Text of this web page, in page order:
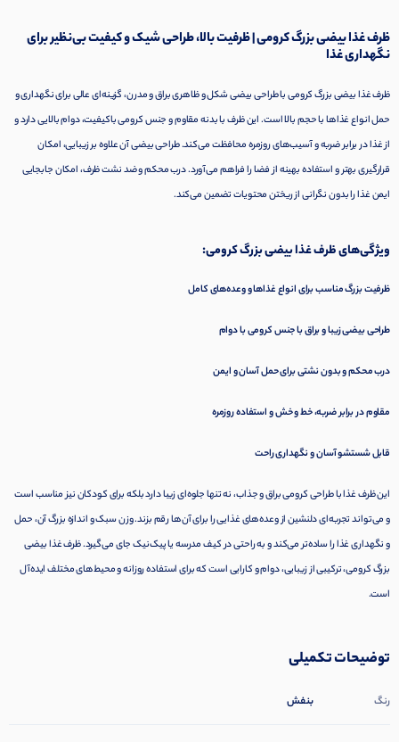
ظرف غذا بیضی بزرگ کرومی | ظرفیت بالا، طراحی شیک و کیفیت بی‌نظیر برای
نگهداری غذا
ظرف غذا بیضی بزرگ کرومی با طراحی بیضی شکل و ظاهری براق و مدرن، گزینه‌ای عالی برای نگهداری و
حمل انواع غذاها با حجم بالا است. این ظرف با بدنه مقاوم و جنس کرومی باکیفیت، دوام بالایی دارد و
از غذا در برابر ضربه و آسیب‌های روزمره محافظت می‌کند. طراحی بیضی آن علاوه بر زیبایی، امکان
قرارگیری بهتر و استفاده بهینه از فضا را فراهم می‌آورد. درب محکم و ضد نشت ظرف، امکان جابجایی
ایمن غذا را بدون نگرانی از ریختن محتویات تضمین می‌کند.
ویژگی‌های ظرف غذا بیضی بزرگ کرومی:
ظرفیت بزرگ مناسب برای انواع غذاها و وعده‌های کامل
طراحی بیضی زیبا و براق با جنس کرومی با دوام
درب محکم و بدون نشتی برای حمل آسان و ایمن
مقاوم در برابر ضربه، خط و خش و استفاده روزمره
قابل شستشو آسان و نگهداری راحت
این ظرف غذا با طراحی کرومی براق و جذاب، نه تنها جلوه‌ای زیبا دارد بلکه برای کودکان نیز مناسب است
و می‌تواند تجربه‌ای دلنشین از وعده‌های غذایی را برای آن‌ها رقم بزند. وزن سبک و اندازه بزرگ آن، حمل
و نگهداری غذا را ساده‌تر می‌کند و به راحتی در کیف مدرسه یا پیک‌نیک جای می‌گیرد. ظرف غذا بیضی
بزرگ کرومی، ترکیبی از زیبایی، دوام و کارایی است که برای استفاده روزانه و محیط‌های مختلف ایده‌آل
است.
توضیحات تکمیلی
رنگ بنفش